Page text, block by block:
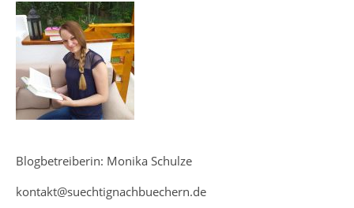
Blogbetreiberin: Monika Schulze
kontakt@suechtignachbuechern.de